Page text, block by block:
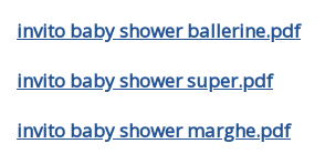
invito baby shower ballerine.pdf
invito baby shower super.pdf
invito baby shower marghe.pdf